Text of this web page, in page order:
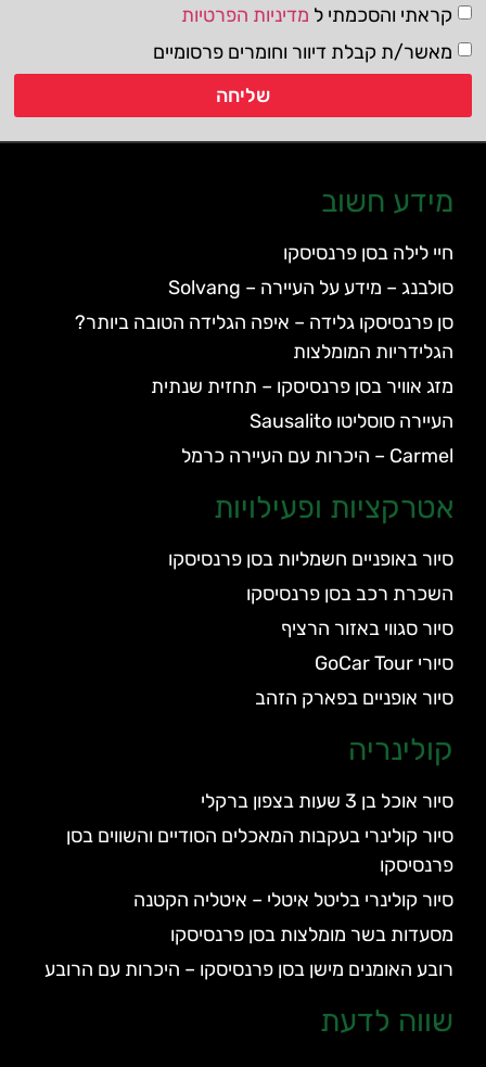
קראתי והסכמתי ל מדיניות הפרטיות
מאשר/ת קבלת דיוור וחומרים פרסומיים
שליחה
מידע חשוב
חיי לילה בסן פרנסיסקו
סולבנג – מידע על העיירה – Solvang
סן פרנסיסקו גלידה – איפה הגלידה הטובה ביותר?
הגלידריות המומלצות
מזג אוויר בסן פרנסיסקו – תחזית שנתית
העיירה סוסליטו Sausalito
Carmel – היכרות עם העיירה כרמל
אטרקציות ופעילויות
סיור באופניים חשמליות בסן פרנסיסקו
השכרת רכב בסן פרנסיסקו
סיור סגווי באזור הרציף
סיורי GoCar Tour
סיור אופניים בפארק הזהב
קולינריה
סיור אוכל בן 3 שעות בצפון ברקלי
סיור קולינרי בעקבות המאכלים הסודיים והשווים בסן
פרנסיסקו
סיור קולינרי בליטל איטלי – איטליה הקטנה
מסעדות בשר מומלצות בסן פרנסיסקו
רובע האומנים מישן בסן פרנסיסקו – היכרות עם הרובע
שווה לדעת